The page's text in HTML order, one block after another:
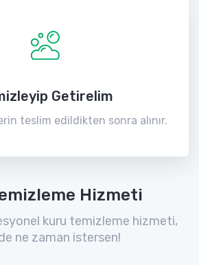
Getirelim
teslim edildikten sonra alınır.
Hizmeti
kuru temizleme hizmeti,
ne zaman istersen!